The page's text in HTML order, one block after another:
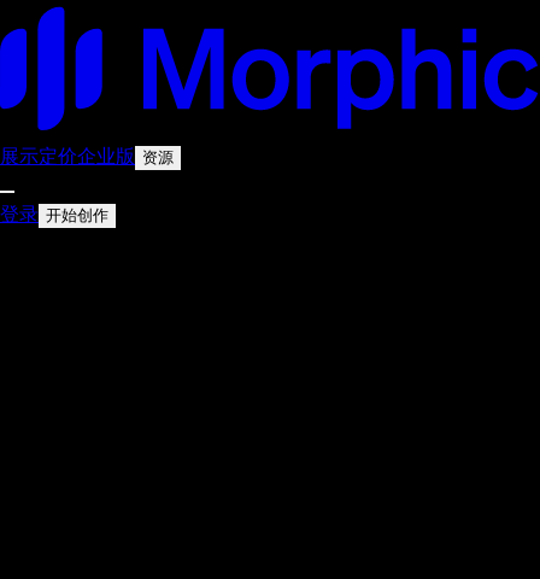
展示定价企业版 资源
登录 开始创作